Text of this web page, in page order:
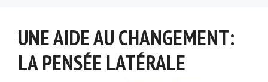
UNE AIDE AU CHANGEMENT:
LA PENSÉE LATÉRALE